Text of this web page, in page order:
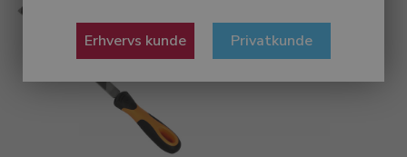
Erhvervs kunde Privatkunde